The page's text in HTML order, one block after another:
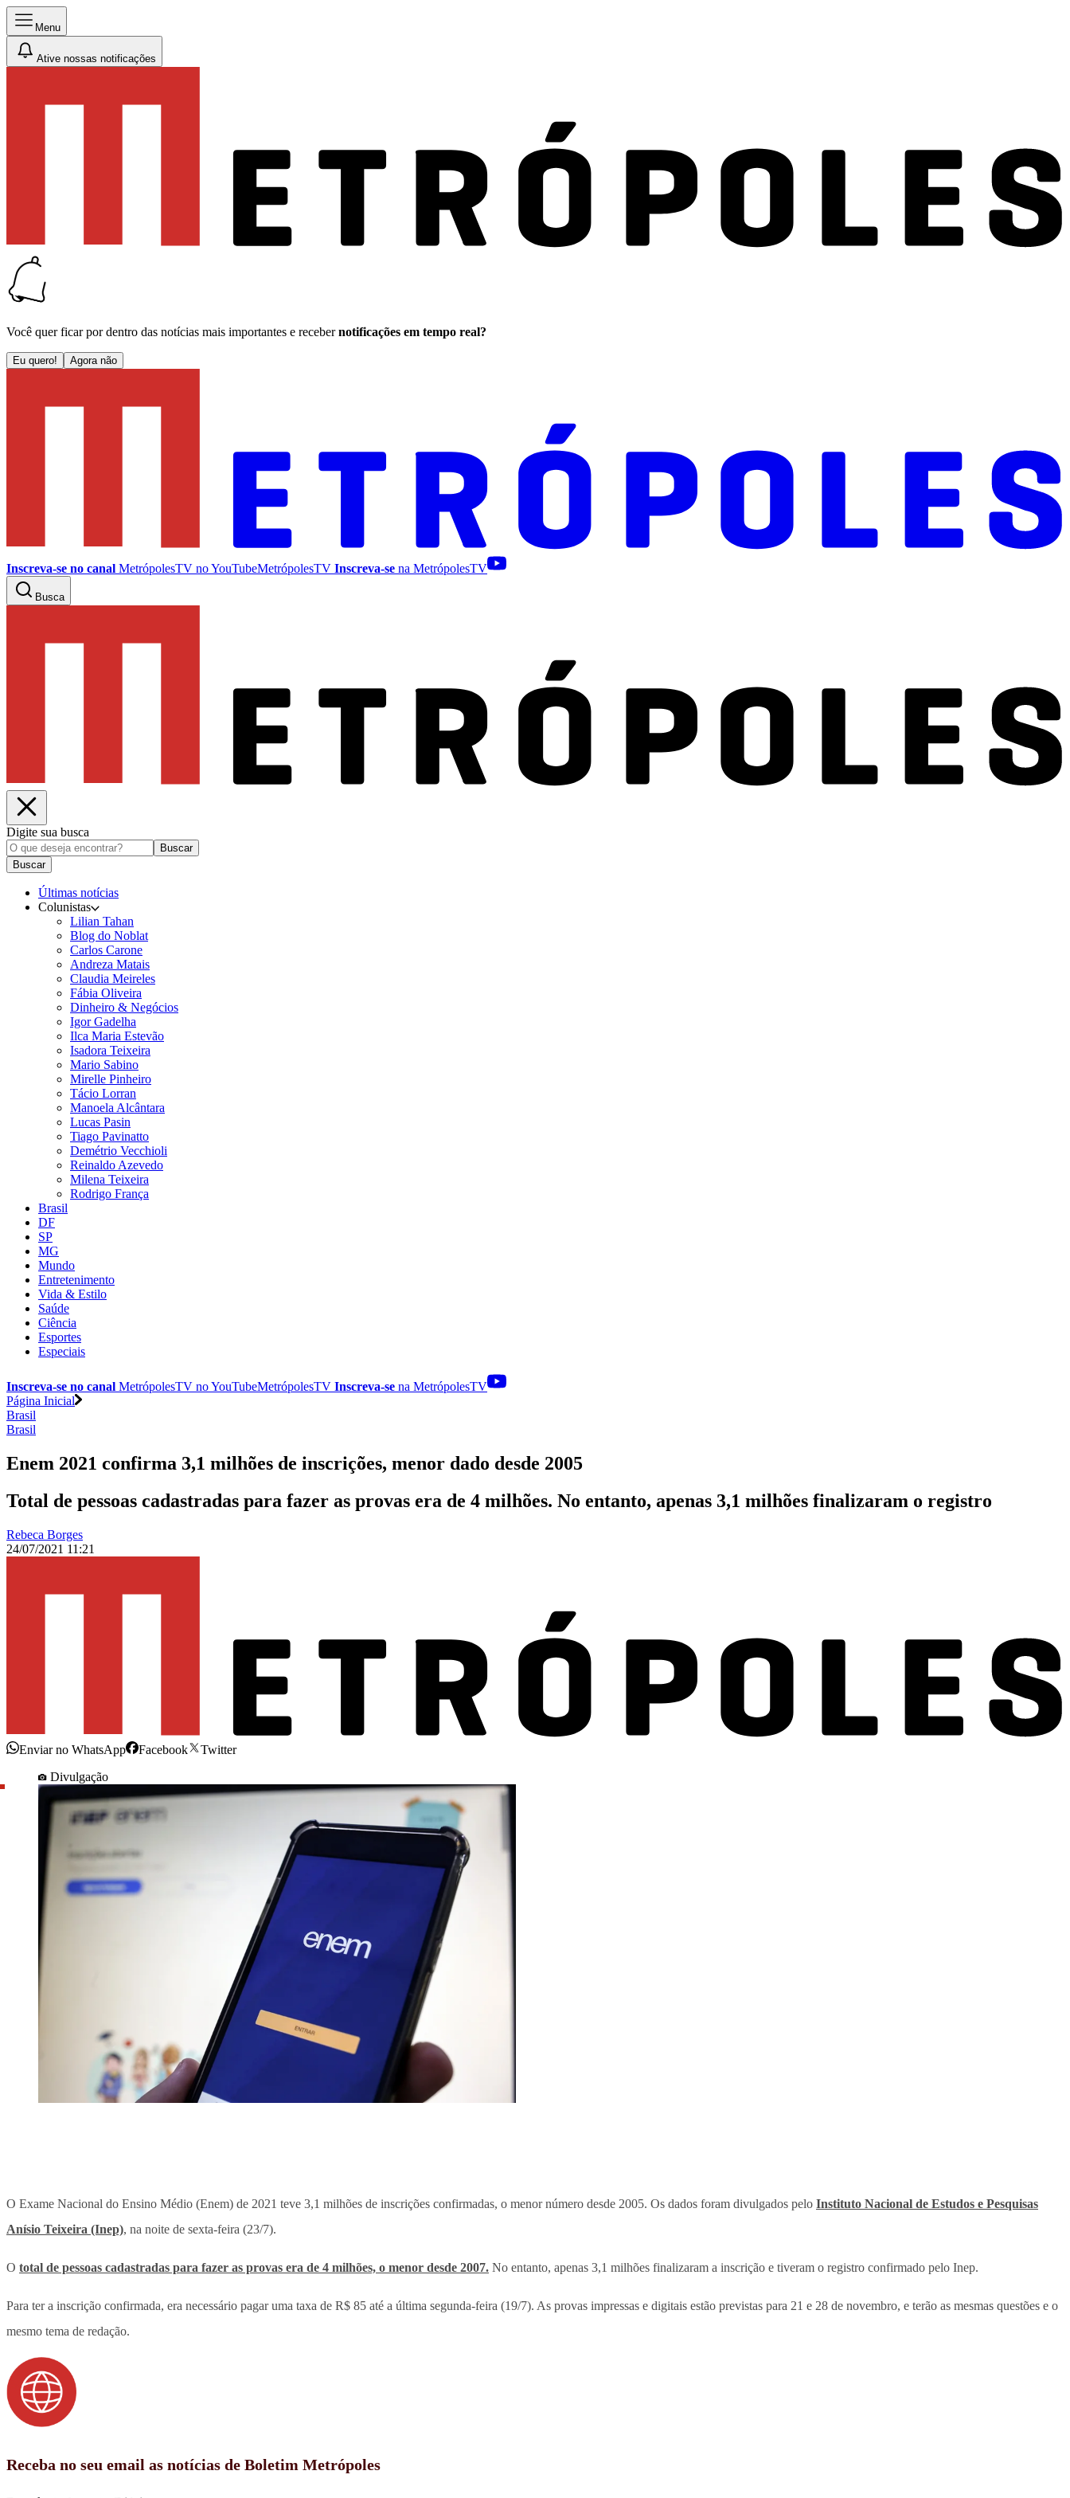
Menu
Ative nossas notificações
Você quer ficar por dentro das notícias mais importantes e receber notificações em tempo real?
Eu quero! Agora não
Inscreva-se no canal MetrópolesTV noYouTubeMetrópolesTV Inscreva-se na MetrópolesTV
Busca
Digite sua busca
Buscar
Buscar
Últimas notícias
Colunistas
Lilian Tahan
Blog do Noblat
Carlos Carone
Andreza Matais
Claudia Meireles
Fábia Oliveira
Dinheiro & Negócios
Igor Gadelha
Ilca Maria Estevão
Isadora Teixeira
Mario Sabino
Mirelle Pinheiro
Tácio Lorran
Manoela Alcântara
Lucas Pasin
Tiago Pavinatto
Demétrio Vecchioli
Reinaldo Azevedo
Milena Teixeira
Rodrigo França
Brasil
DF
SP
MG
Mundo
Entretenimento
Vida & Estilo
Saúde
Ciência
Esportes
Especiais
Inscreva-se no canal MetrópolesTV noYouTubeMetrópolesTV Inscreva-se na MetrópolesTV
Página Inicial
Brasil
Brasil
Enem 2021 confirma 3,1 milhões de inscrições, menor dado desde 2005
Total de pessoas cadastradas para fazer as provas era de 4 milhões. No entanto, apenas 3,1 milhões finalizaram o registro
Rebeca Borges
24/07/2021 11:21
Enviar no WhatsApp Facebook
Twitter
Divulgação
O Exame Nacional do Ensino Médio (Enem) de 2021 teve 3,1 milhões de inscrições confirmadas, o menor número desde 2005. Os dados foram divulgados pelo Instituto Nacional de Estudos e Pesquisas
Anísio Teixeira (Inep), na noite de sexta-feira (23/7).
O total de pessoas cadastradas para fazer as provas era de 4 milhões, o menor desde 2007. No entanto, apenas 3,1 milhões finalizaram a inscrição e tiveram o registro confirmado pelo Inep.
Para ter a inscrição confirmada, era necessário pagar uma taxa de R$ 85 até a última segunda-feira (19/7). As provas impressas e digitais estão previstas para 21 e 28 de novembro, e terão as mesmas questões e o
mesmo tema de redação.
Receba no seu email as notícias de Boletim Metrópoles